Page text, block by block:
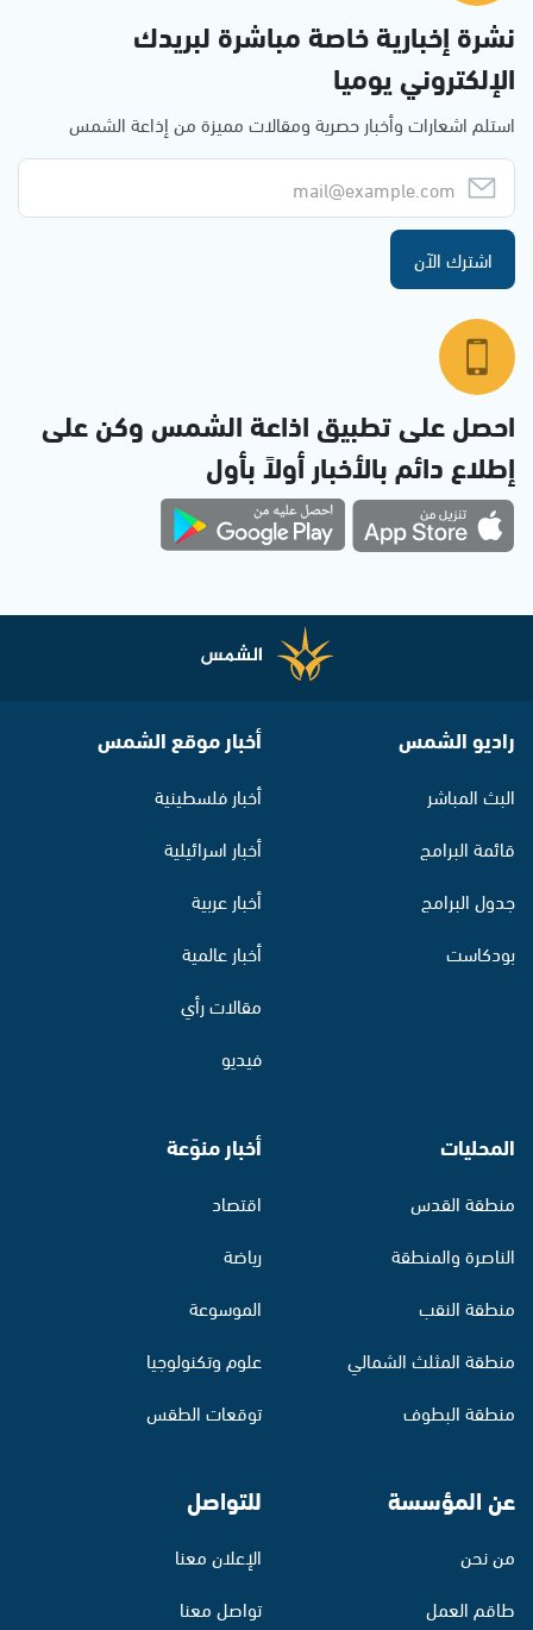
نشرة إخبارية خاصة مباشرة لبريدك
الإلكتروني يوميا
استلم اشعارات وأخبار حصرية ومقالات مميزة من إذاعة الشمس
اشترك الآن
احصل على تطبيق اذاعة الشمس وكن على
إطلاع دائم بالأخبار أولاً بأول
راديو الشمس
البث المباشر
قائمة البرامج
جدول البرامج
بودكاست
أخبار موقع الشمس
أخبار فلسطينية
أخبار اسرائيلية
أخبار عربية
أخبار عالمية
مقالات رأي
فيديو
المحليات
منطقة القدس
الناصرة والمنطقة
منطقة النقب
منطقة المثلث الشمالي
منطقة البطوف
أخبار منوّعة
اقتصاد
رياضة
الموسوعة
علوم وتكنولوجيا
توقعات الطقس
عن المؤسسة
من نحن
طاقم العمل
للتواصل
الإعلان معنا
تواصل معنا